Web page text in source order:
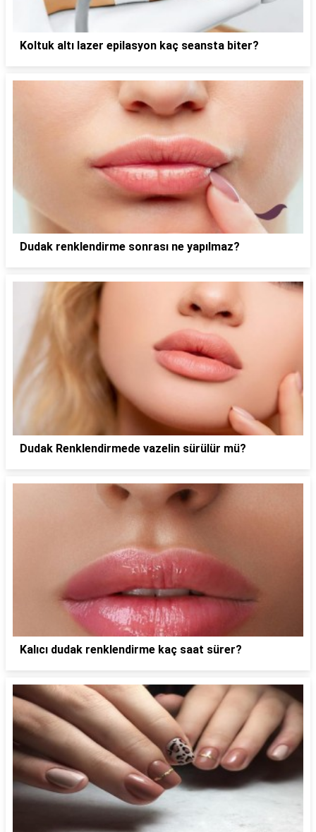
Koltuk altı lazer epilasyon kaç seansta biter?
Dudak renklendirme sonrası ne yapılmaz?
Dudak Renklendirmede vazelin sürülür mü?
Kalıcı dudak renklendirme kaç saat sürer?